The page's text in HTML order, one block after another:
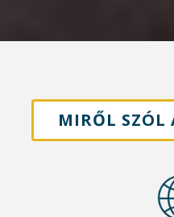
MIRŐL SZÓL